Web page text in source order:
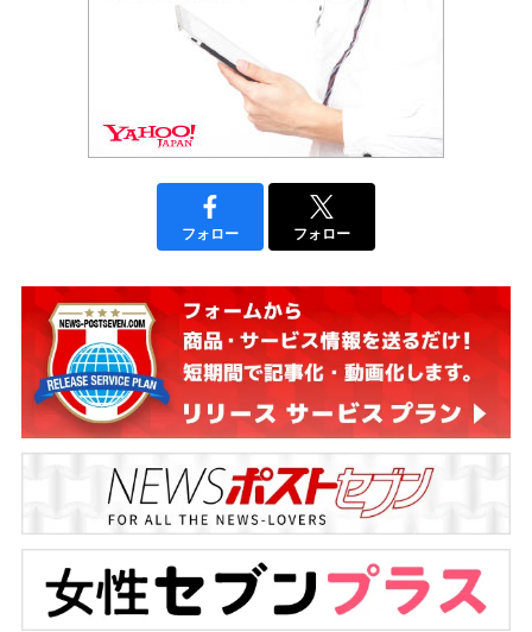
フォロー フォロー